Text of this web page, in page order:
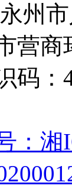
州
营
码：
：湘